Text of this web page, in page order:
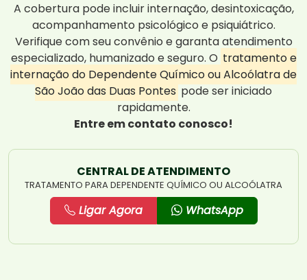
A cobertura pode incluir internação, desintoxicação,
acompanhamento psicológico e psiquiátrico.
Verifique com seu convênio e garanta atendimento
especializado, humanizado e seguro. O tratamento e
internação do Dependente Químico ou Alcoólatra de
São João das Duas Pontes pode ser iniciado
rapidamente.
Entre em contato conosco!
CENTRAL DE ATENDIMENTO
TRATAMENTO PARA DEPENDENTE QUÍMICO OU ALCOÓLATRA
Ligar Agora WhatsApp